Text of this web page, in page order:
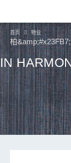
首页 物业
柏&amp;#x23FB7;
IN